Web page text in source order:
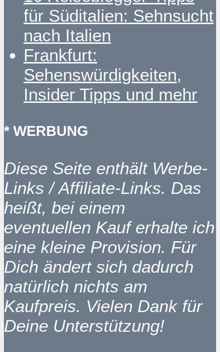
für Süditalien: Sehnsucht
nach Italien
Frankfurt:
Sehenswürdigkeiten,
Insider Tipps und mehr
* WERBUNG
Diese Seite enthält Werbe-
Links / Affiliate-Links. Das
heißt, bei einem
eventuellen Kauf erhalte ich
eine kleine Provision. Für
Dich ändert sich dadurch
natürlich nichts am
Kaufpreis. Vielen Dank für
Deine Unterstützung!